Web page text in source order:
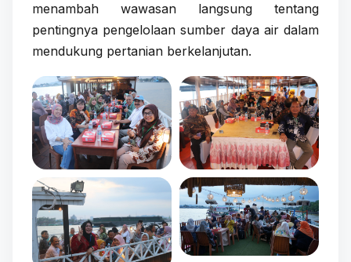
menambah wawasan langsung tentang
pentingnya pengelolaan sumber daya air dalam
mendukung pertanian berkelanjutan.